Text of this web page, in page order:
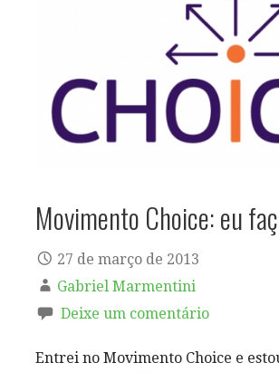
Movimento Choice: eu
27 de março de 2013
Gabriel Marmentini
Deixe um comentário
Entrei no Movimento Choice e